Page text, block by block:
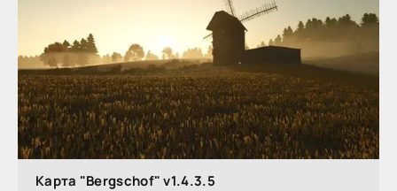
Карта "Bergschof" v1.4.3.5